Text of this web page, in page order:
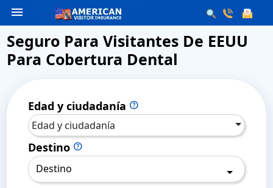
menu
Seguro Para Visitantes De EEUU
Para Cobertura Dental
Edad y ciudadanía help
Edad y ciudadanía
Destino help
Destino